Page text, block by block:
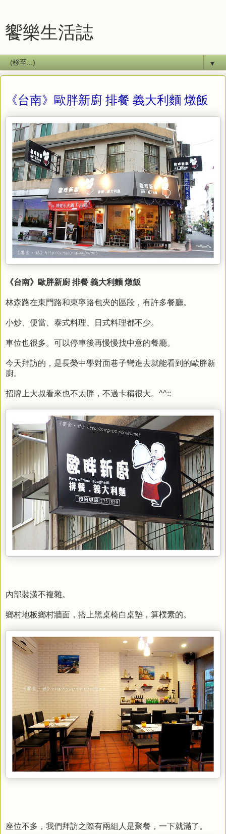
饗樂生活誌
▼
《台南》歐胖新廚 排餐 義大利麵 燉飯
《台南》歐胖新廚 排餐 義大利麵 燉飯
林森路在東門路和東寧路包夾的區段，有許多餐廳。
小炒、便當、泰式料理、日式料理都不少。
車位也很多。可以停車後再慢慢找中意的餐廳。
今天拜訪的，是長榮中學對面巷子彎進去就能看到的歐胖新
廚。
招牌上大叔看來也不太胖，不過卡稱很大。^^::
內部裝潢不複雜。
鄉村地板鄉村牆面，搭上黑桌椅白桌墊，算樸素的。
座位不多，我們拜訪之際有兩組人是聚餐，一下就滿了。